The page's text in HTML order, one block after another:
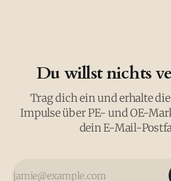
Du willst nichts
Trag dich ein und erhalte
Impulse über PE- und OE-
dein E-Mail-